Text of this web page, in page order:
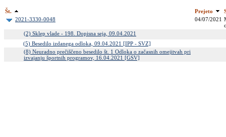
Št. Prejeto
2021-3330-0048
04/07/2021
(2) Sklep vlade - 198. Dopisna seja, 09.04.2021
(5) Besedilo izdanega odloka, 09.04.2021 [IPP - SVZ]
(8) Neuradno prečiščeno besedilo št. 1 Odloka o začasnih omejitvah pri
izvajanju športnih programov, 16.04.2021 [GSV]